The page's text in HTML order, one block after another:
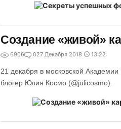
Создание «живой»
6906 027 Декабря 2018 13:22
21 декабря в московской
блогер Юлия Космо (@julicosmo).